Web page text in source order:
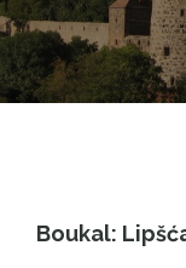
Boukal: